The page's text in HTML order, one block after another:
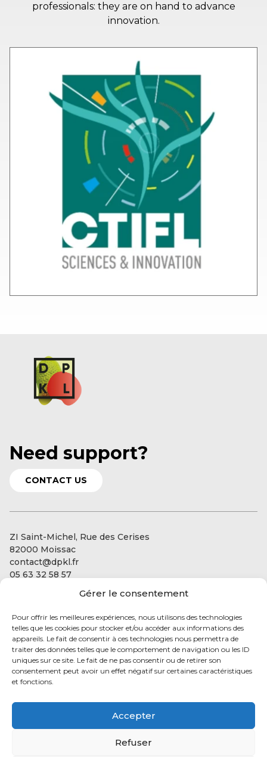
Gérer le consentement
Pour offrir les meilleures expériences, nous utilisons des technologies
telles que les cookies pour stocker et/ou accéder aux informations des
appareils. Le fait de consentir à ces technologies nous permettra de
traiter des données telles que le comportement de navigation ou les ID
uniques sur ce site. Le fait de ne pas consentir ou de retirer son
consentement peut avoir un effet négatif sur certaines caractéristiques
et fonctions.
Accepter
Refuser
professionals: they are on hand to advance
innovation.
Need support?
CONTACT US
ZI Saint-Michel, Rue des Cerises
82000 Moissac
contact@dpkl.fr
05 63 32 58 57
Living conservation
Automation and regulation
Energy optimization
Our projects
Contact Us
Follow usto find out our